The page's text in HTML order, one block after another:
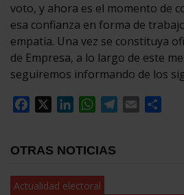
voto, y ahora es el momento de
esa confianza en forma de
empatía. Una vez se constituya
de Empresa, a lo largo de este
seguiremos informando de los
Facebook
LinkedInWhatsApp
Telegram
Email
OTRAS NOTICIAS
Actualidad electoral